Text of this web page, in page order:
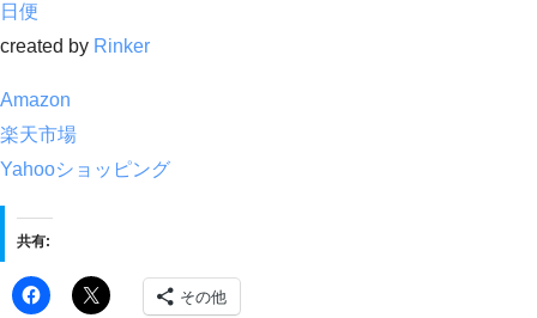
日便
created by Rinker
Amazon
楽天市場
Yahooショッピング
共有:
その他